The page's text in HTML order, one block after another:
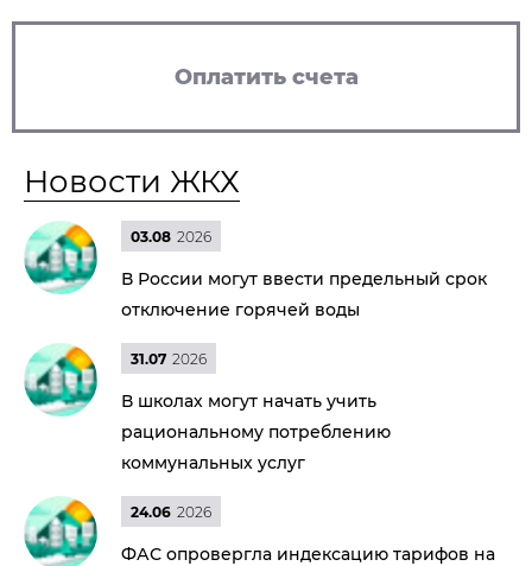
Оплатить счета
Новости ЖКХ
03.08 2026
В России могут ввести предельный срок
отключение горячей воды
31.07 2026
В школах могут начать учить
рациональному потреблению
коммунальных услуг
24.06 2026
ФАС опровергла индексацию тарифов на